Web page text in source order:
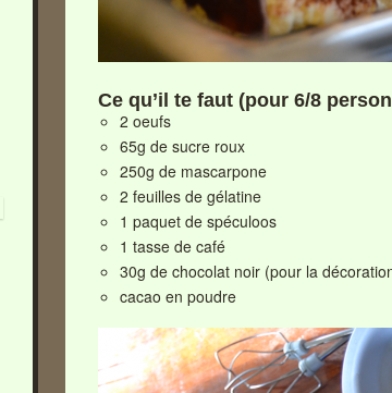
Ce qu’il te faut (pour 6/8
2 oeufs
65g de sucre roux
250g de mascarpone
2 feuilles de gélatine
1 paquet de spéculoos
1 tasse de café
30g de chocolat noir (pour la
cacao en poudre